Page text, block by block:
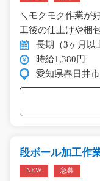
＼モクモク作業が
工後の仕上げや梱
長期（3ヶ月以
時給1,380円
愛知県春日井市
段ボール加工作
NEW 急募